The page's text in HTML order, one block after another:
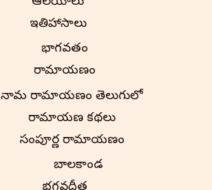
ఇతిహాసాలు
భాగవతం
రామాయణం
నామ రామాయణం తెలుగులో
రామాయణ కథలు
సంపూర్ణ రామాయణం
బాలకాండ